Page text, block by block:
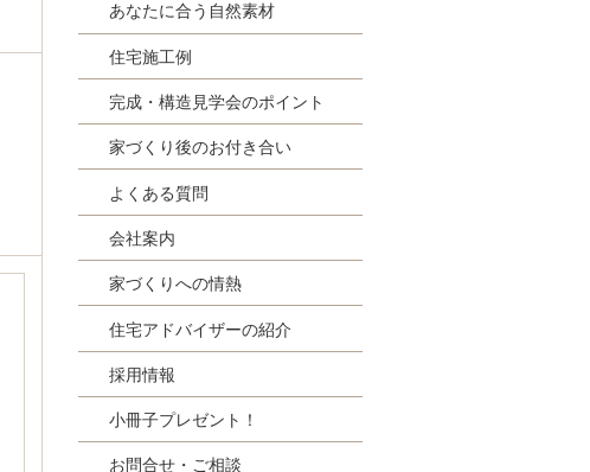
あなたに合う自然素材
住宅施工例
完成・構造見学会のポイント
家づくり後のお付き合い
よくある質問
会社案内
家づくりへの情熱
住宅アドバイザーの紹介
採用情報
小冊子プレゼント！
お問合せ・ご相談